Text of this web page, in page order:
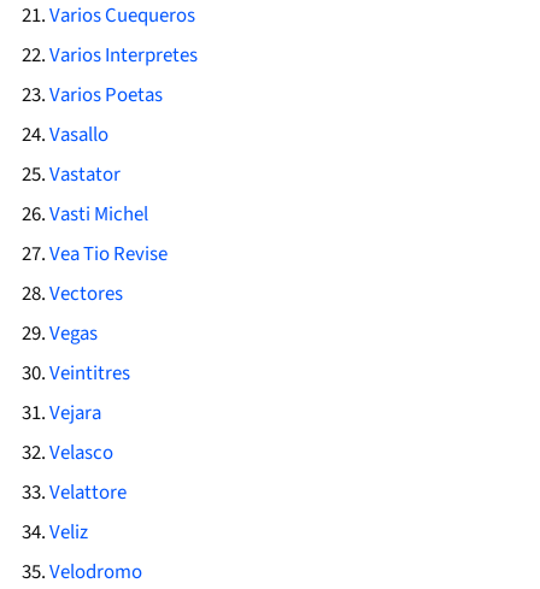
Varios Cuequeros
Varios Interpretes
Varios Poetas
Vasallo
Vastator
Vasti Michel
Vea Tio Revise
Vectores
Vegas
Veintitres
Vejara
Velasco
Velattore
Veliz
Velodromo